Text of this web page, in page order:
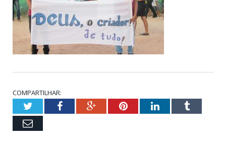
COMPARTILHAR:
TwitterFacebookGoogle+PinterestLinkedInTumblr
Email